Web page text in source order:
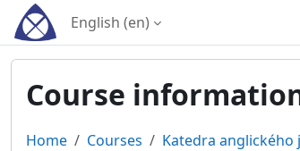
Skip to main content
English ‎(en)‎
Course
Home Courses Katedra